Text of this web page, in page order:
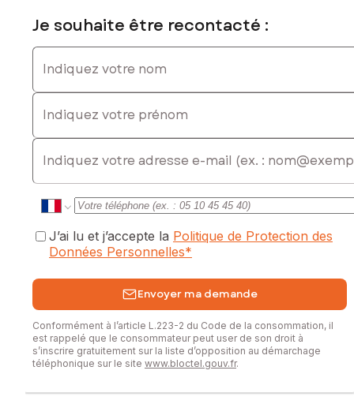
Je souhaite être recontacté :
Indiquez votre nom
Indiquez votre prénom
E-mail
J’ai lu et j’accepte la Politique de Protection des
Données Personnelles*
Envoyer ma demande
Conformément à l’article L.223-2 du Code de la consommation, il
est rappelé que le consommateur peut user de son droit à
s’inscrire gratuitement sur la liste d’opposition au démarchage
téléphonique sur le site www.bloctel.gouv.fr.